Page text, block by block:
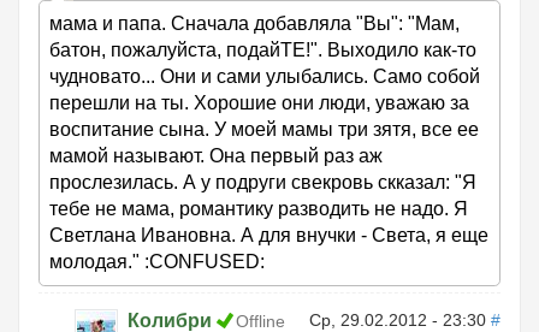
мама и папа. Сначала добавляла "Вы": "Мам,
батон, пожалуйста, подайТЕ!". Выходило как-то
чудновато... Они и сами улыбались. Само собой
перешли на ты. Хорошие они люди, уважаю за
воспитание сына. У моей мамы три зятя, все ее
мамой называют. Она первый раз аж
прослезилась. А у подруги свекровь скказал: "Я
тебе не мама, романтику разводить не надо. Я
Светлана Ивановна. А для внучки - Света, я еще
молодая." :CONFUSED:
Колибри Offline Ср, 29.02.2012 - 23:30 #